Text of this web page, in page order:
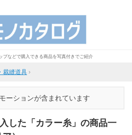
プなどで購入できる商品を写真付きでご紹介
裁縫道具 ›
ーションが含まれています
した「カラー糸」の商品一